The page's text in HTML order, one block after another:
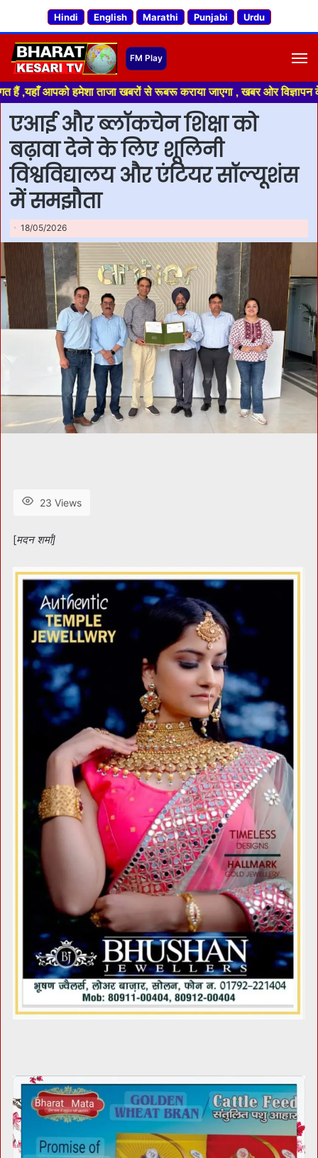
Hindi English Marathi Punjabi Urdu
हमेशा ताजा खबरों से रूबरू कराया जाएगा , खबर ओर विज्ञापन के लिए
एआई और ब्लॉकचेन शिक्षा को
बढ़ावा देने के लिए शूलिनी
विश्वविद्यालय और एंटियर सॉल्यूशंस
में समझौता
18/05/2026
23 Views
[मदन शर्मा]